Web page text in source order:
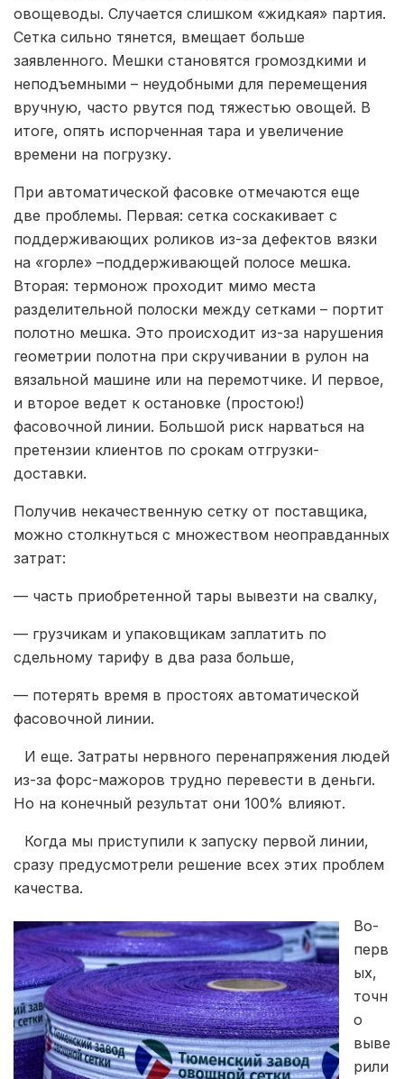
овощеводы. Случается слишком «жидкая» партия.
Сетка сильно тянется, вмещает больше
заявленного. Мешки становятся громоздкими и
неподъемными – неудобными для перемещения
вручную, часто рвутся под тяжестью овощей. В
итоге, опять испорченная тара и увеличение
времени на погрузку.
При автоматической фасовке отмечаются еще
две проблемы. Первая: сетка соскакивает с
поддерживающих роликов из-за дефектов вязки
на «горле» –поддерживающей полосе мешка.
Вторая: термонож проходит мимо места
разделительной полоски между сетками – портит
полотно мешка. Это происходит из-за нарушения
геометрии полотна при скручивании в рулон на
вязальной машине или на перемотчике. И первое,
и второе ведет к остановке (простою!)
фасовочной линии. Большой риск нарваться на
претензии клиентов по срокам отгрузки-
доставки.
Получив некачественную сетку от поставщика,
можно столкнуться с множеством неоправданных
затрат:
— часть приобретенной тары вывезти на свалку,
— грузчикам и упаковщикам заплатить по
сдельному тарифу в два раза больше,
— потерять время в простоях автоматической
фасовочной линии.
⠀И еще. Затраты нервного перенапряжения людей
из-за форс-мажоров трудно перевести в деньги.
Но на конечный результат они 100% влияют.
⠀Когда мы приступили к запуску первой линии,
сразу предусмотрели решение всех этих проблем
качества.
Во-
перв
ых,
точн
о
выве
рили